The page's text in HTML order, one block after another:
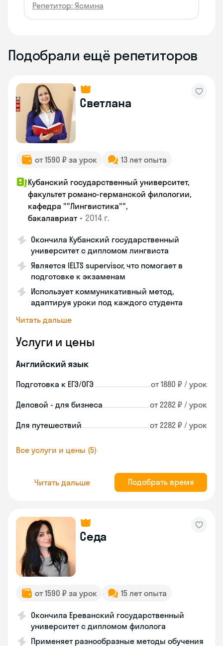
Репетитор: Ясмина
Подобрали ещё репетиторов
Светлана
от 1590 ₽ за урок 13 лет опыта
Кубанский государственный университет,
факультет романо-германской филологии,
кафедра ""Лингвистика"",
бакалавриат • 2014 г.
Окончила Кубанский государственный
университет с дипломом лингвиста
Является IELTS supervisor, что помогает в
подготовке к экзаменам
Использует коммуникативный метод,
адаптируя уроки под каждого студента
Читать дальше
Услуги и цены
Английский язык
Подготовка к ЕГЭ/ОГЭ от 1880 ₽ / урок
Деловой - для бизнеса от 2282 ₽ / урок
Для путешествий от 2282 ₽ / урок
Все услуги и цены (5)
Читать дальше Подобрать время
Седа
от 1590 ₽ за урок 15 лет опыта
Окончила Ереванский государственный
университет с дипломом филолога
Применяет разнообразные методы обучения